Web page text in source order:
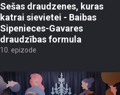
Sešas draudzenes, kuras
katrai sievietei - Baibas
Sipenieces-Gavares
draudzības formula
10. epizode